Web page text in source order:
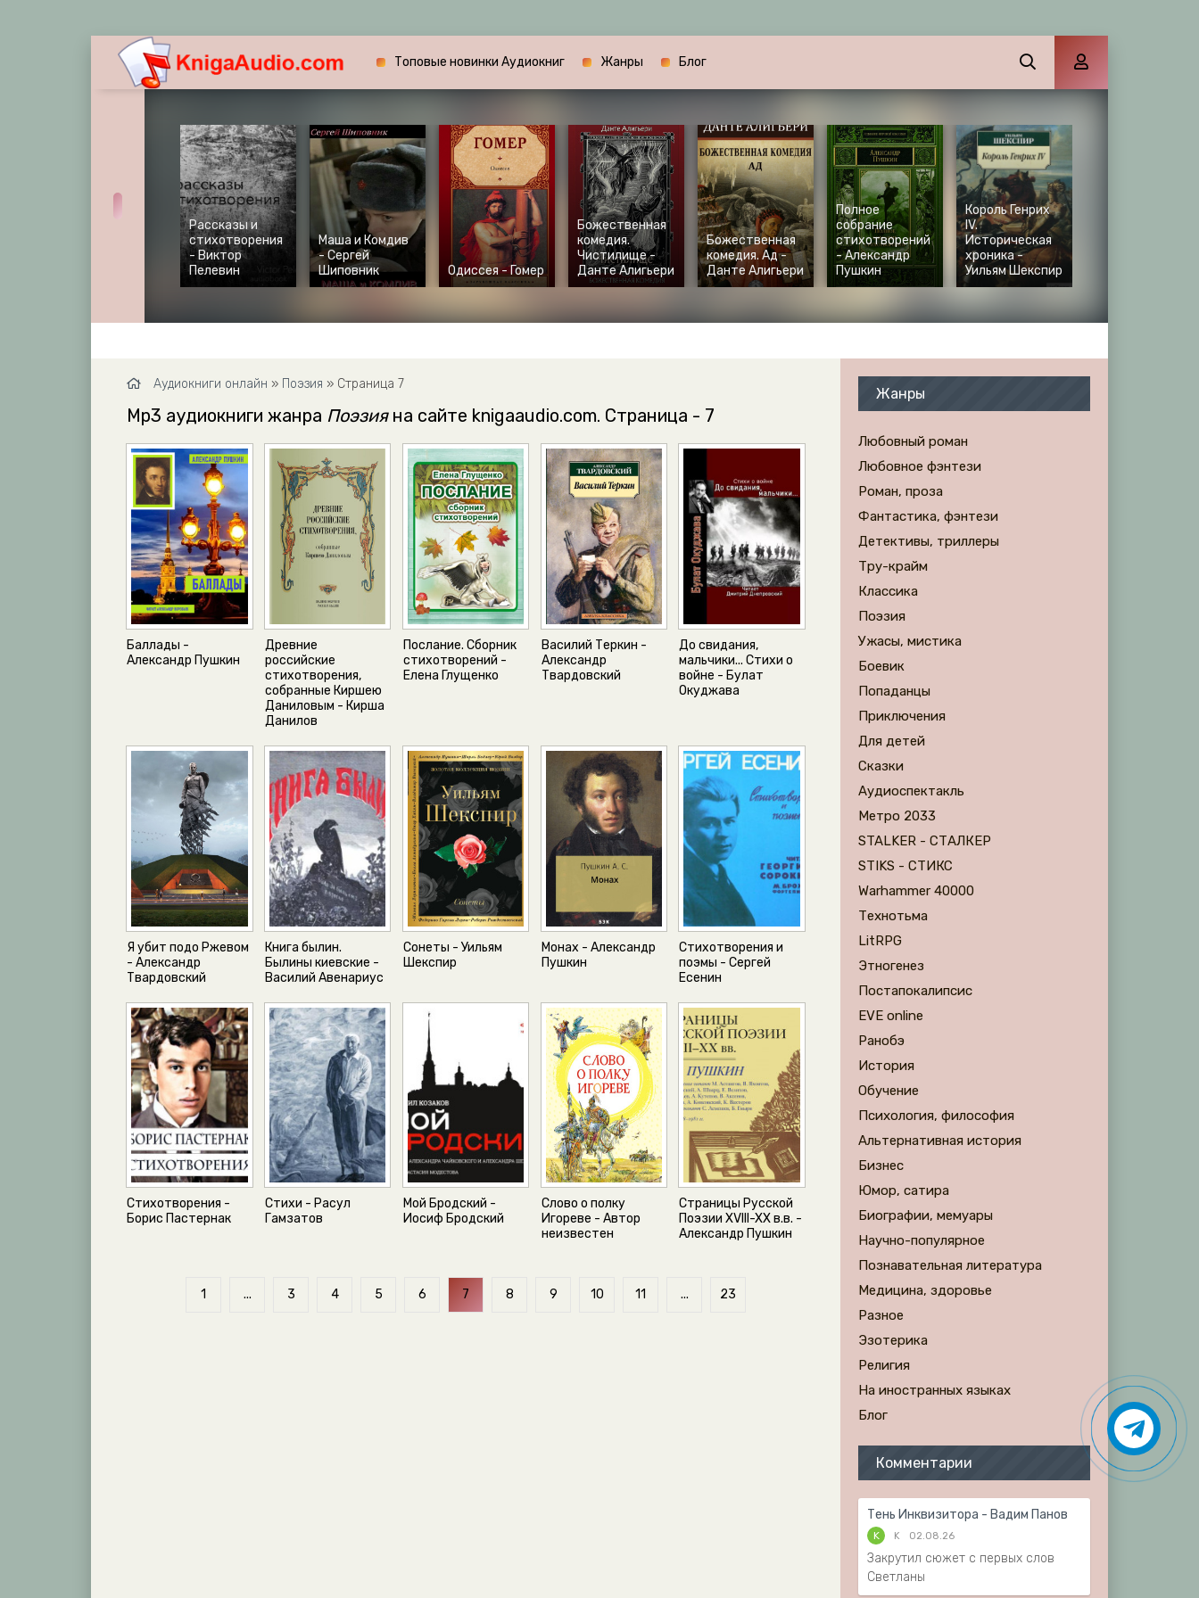
Топовые новинки Аудиокниг Жанры Блог
Рассказы и
стихотворения
- Виктор
Пелевин
Маша и Комдив
- Сергей
Шиповник
Одиссея - Гомер
Божественная
комедия.
Чистилище -
Данте Алигьери
Божественная
комедия. Ад -
Данте Алигьери
Полное
собрание
стихотворений
- Александр
Пушкин
Король Генрих
IV.
Историческая
хроника -
Уильям Шекспир
Аудиокниги онлайн » Поэзия » Страница 7
Mp3 аудиокниги жанра Поэзияна сайте knigaaudio.com. Страница - 7
Баллады -
Александр Пушкин
Древние
российские
стихотворения,
собранные Киршею
Даниловым - Кирша
Данилов
Послание. Сборник
стихотворений -
Елена Глущенко
Василий Теркин -
Александр
Твардовский
До свидания,
мальчики... Стихи о
войне - Булат
Окуджава
Я убит подо Ржевом
- Александр
Твардовский
Книга былин.
Былины киевские -
Василий Авенариус
Сонеты - Уильям
Шекспир
Монах - Александр
Пушкин
Стихотворения и
поэмы - Сергей
Есенин
Стихотворения -
Борис Пастернак
Стихи - Расул
Гамзатов
Мой Бродский -
Иосиф Бродский
Слово о полку
Игореве - Автор
неизвестен
Страницы Русской
Поэзии XVIII-XX в.в. -
Александр Пушкин
1 ... 3 4 5 6 7 8 9 10 11 ... 23
Жанры
Любовный роман
Любовное фэнтези
Роман, проза
Фантастика, фэнтези
Детективы, триллеры
Тру-крайм
Классика
Поэзия
Ужасы, мистика
Боевик
Попаданцы
Приключения
Для детей
Сказки
Аудиоспектакль
Метро 2033
STALKER - СТАЛКЕР
STIKS - СТИКС
Warhammer 40000
Технотьма
LitRPG
Этногенез
Постапокалипсис
EVE online
Ранобэ
История
Обучение
Психология, философия
Альтернативная история
Бизнес
Юмор, сатира
Биографии, мемуары
Научно-популярное
Познавательная литература
Медицина, здоровье
Разное
Эзотерика
Религия
На иностранных языках
Блог
Комментарии
Тень Инквизитора - Вадим Панов
K K 02.08.26
Закрутил сюжет с первых слов
Светланы